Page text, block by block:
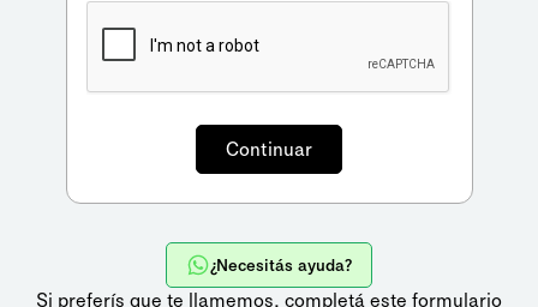
¿Necesitás ayuda?
Si preferís que te llamemos, completá este formulario